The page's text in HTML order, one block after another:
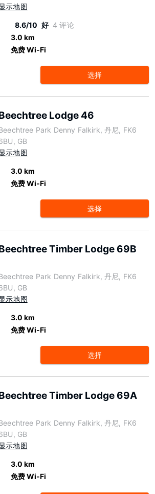
示地图
8.6/10 好 4 评论
3.0 km
免费 Wi-Fi
选择
Lodge 46
Park Denny Falkirk, 丹尼, FK6
GB
示地图
3.0 km
免费 Wi-Fi
选择
Timber Lodge 69B
Park Denny Falkirk, 丹尼, FK6
GB
示地图
3.0 km
免费 Wi-Fi
选择
Timber Lodge 69A
Park Denny Falkirk, 丹尼, FK6
GB
示地图
3.0 km
免费 Wi-Fi